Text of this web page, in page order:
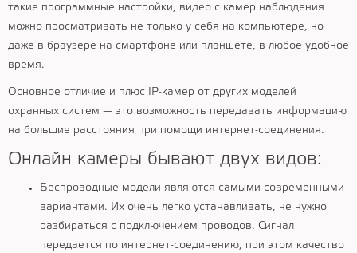
такие программные настройки, видео с камер наблюдения
можно просматривать не только у себя на компьютере, но
даже в браузере на смартфоне или планшете, в любое удобное
время.
Основное отличие и плюс IP-камер от других моделей
охранных систем — это возможность передавать информацию
на большие расстояния при помощи интернет-соединения.
Онлайн камеры бывают двух видов:
Беспроводные модели являются самыми современными
вариантами. Их очень легко устанавливать, не нужно
разбираться с подключением проводов. Сигнал
передается по интернет-соединению, при этом качество